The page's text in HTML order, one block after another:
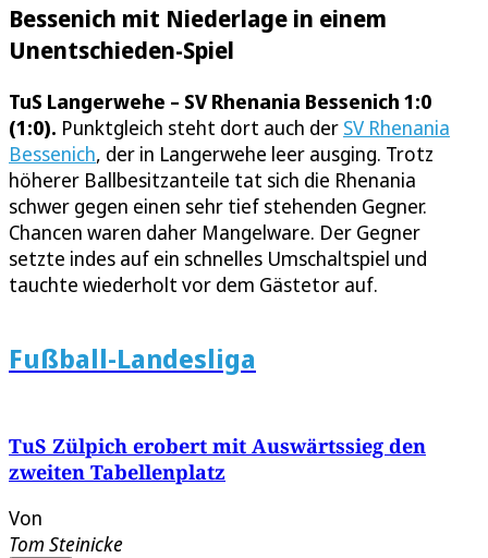
Bessenich mit Niederlage in einem
Unentschieden-Spiel
TuS Langerwehe – SV Rhenania Bessenich 1:0
(1:0). Punktgleich steht dort auch der SV Rhenania
Bessenich, der in Langerwehe leer ausging. Trotz
höherer Ballbesitzanteile tat sich die Rhenania
schwer gegen einen sehr tief stehenden Gegner.
Chancen waren daher Mangelware. Der Gegner
setzte indes auf ein schnelles Umschaltspiel und
tauchte wiederholt vor dem Gästetor auf.
Fußball-Landesliga
TuS Zülpich erobert mit Auswärtssieg den
zweiten Tabellenplatz
Von
Tom Steinicke